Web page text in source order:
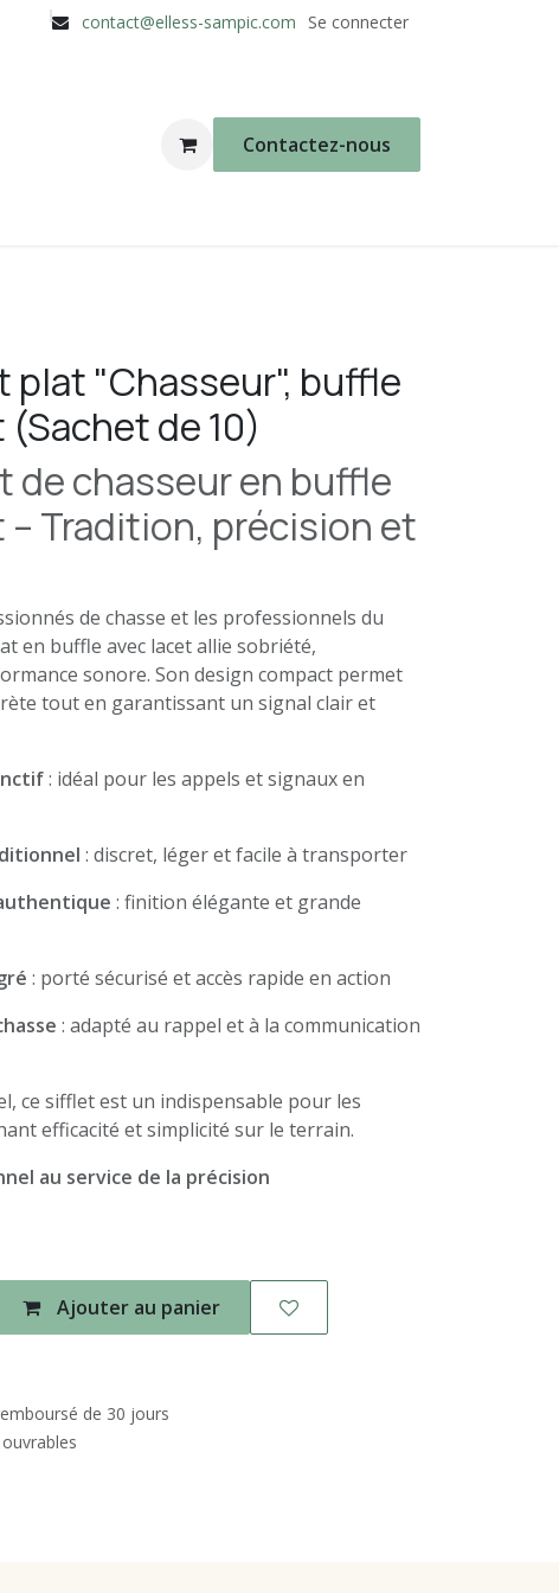
contact@elless-sampic.com Se connecter
Contactez-nous
plat "Chasseur", buffle
de 10)
de chasseur en buffle
– Tradition, précision et
de chasse et les professionnels du
en buffle avec lacet allie sobriété,
sonore. Son design compact permet
tout en garantissant un signal clair et
: idéal pour les appels et signaux en
: discret, léger et facile à transporter
: finition élégante et grande
: porté sécurisé et accès rapide en action
: adapté au rappel et à la communication
ce sifflet est un indispensable pour les
efficacité et simplicité sur le terrain.
au service de la précision
Ajouter au panier
de 30 jours